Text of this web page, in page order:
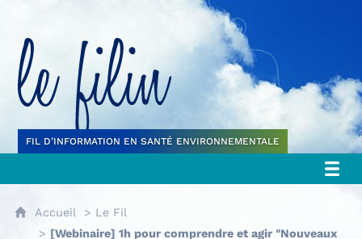
FIL D’INFORMATION EN SANTÉ ENVIRONNEMENTALE
Accueil
Le Fil
[Webinaire] 1h pour comprendre et agir "Nouveaux